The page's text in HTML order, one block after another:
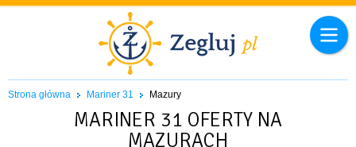
Strona główna Mariner 31 Mazury
MARINER 31 OFERTY NA
MAZURACH